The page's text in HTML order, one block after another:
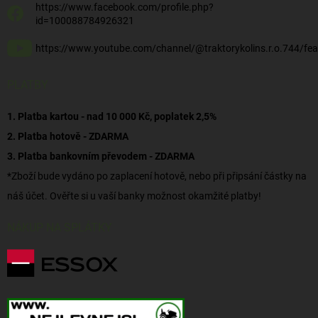
https://www.facebook.com/profile.php?
id=100088784926321
https://www.youtube.com/channel/@traktorykolins.r.o.744/
1. Platba kartou - nad 10 000 Kč, poplatek 2,5%
2. Platba hotově - ZDARMA
3. Platba bankovním převodem - ZDARMA
*Zboží bude vydáno po zaplacení hotově, nebo při připsání částky na
náš účet. Ověřte si u vaší banky možnost okamžité platby!